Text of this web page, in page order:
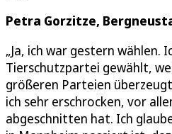
Petra Gorzitze,
„Ja, ich war gestern wählen.
Tierschutzpartei gewählt,
größeren Parteien
ich sehr erschrocken, vor
abgeschnitten hat. Ich